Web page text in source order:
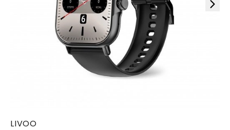
LIVOO